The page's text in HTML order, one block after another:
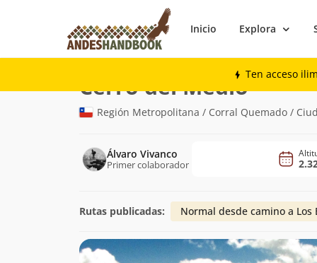
Inicio Explora
Ten acceso
Montaña
Cerro del Medio(2.326m)
Región Metropolitana / Corral Quemado /
Álvaro Vivanco
Primer colaborador
Rutas publicadas: Normal desde camino a Los